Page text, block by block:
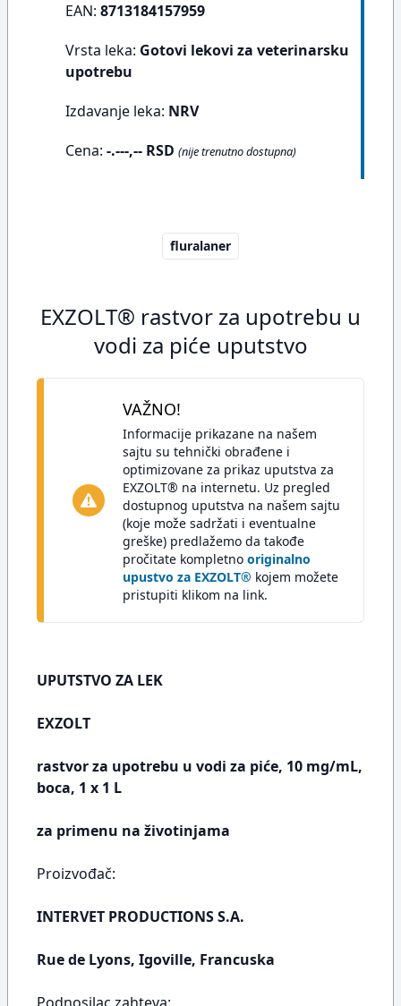
EAN: 8713184157959
Vrsta leka: Gotovi lekovi za veterinarsku
upotrebu
Izdavanje leka: NRV
Cena: -.---,-- RSD (nije trenutno dostupna)
fluralaner
EXZOLT® rastvor za upotrebu u
vodi za piće uputstvo
VAŽNO!
Informacije prikazane na našem
sajtu su tehnički obrađene i
optimizovane za prikaz uputstva za
EXZOLT® na internetu. Uz pregled
dostupnog uputstva na našem sajtu
(koje može sadržati i eventualne
greške) predlažemo da takođe
pročitate kompletno originalno
upustvo za EXZOLT® kojem možete
pristupiti klikom na link.
UPUTSTVO ZA LEK
EXZOLT
rastvor za upotrebu u vodi za piće, 10 mg/mL,
boca, 1 x 1 L
za primenu na životinjama
Proizvođač:
INTERVET PRODUCTIONS S.A.
Rue de Lyons, Igoville, Francuska